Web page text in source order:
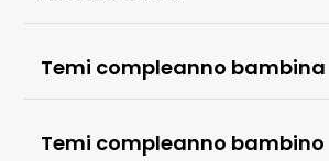
Temi compleanno bambina
Temi compleanno bambino